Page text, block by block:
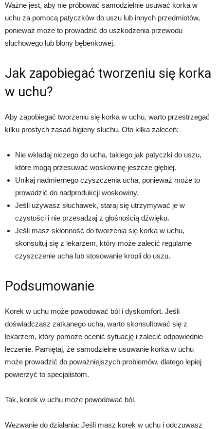
Ważne jest, aby nie próbować samodzielnie usuwać korka w
uchu za pomocą patyczków do uszu lub innych przedmiotów,
ponieważ może to prowadzić do uszkodzenia przewodu
słuchowego lub błony bębenkowej.
Jak zapobiegać tworzeniu się korka
w uchu?
Aby zapobiegać tworzeniu się korka w uchu, warto przestrzegać
kilku prostych zasad higieny słuchu. Oto kilka zaleceń:
Nie wkładaj niczego do ucha, takiego jak patyczki do uszu,
które mogą przesuwać woskowinę jeszcze głębiej.
Unikaj nadmiernego czyszczenia ucha, ponieważ może to
prowadzić do nadprodukcji woskowiny.
Jeśli używasz słuchawek, staraj się utrzymywać je w
czystości i nie przesadzaj z głośnością dźwięku.
Jeśli masz skłonność do tworzenia się korka w uchu,
skonsultuj się z lekarzem, który może zalecić regularne
czyszczenie ucha lub stosowanie kropli do uszu.
Podsumowanie
Korek w uchu może powodować ból i dyskomfort. Jeśli
doświadczasz zatkanego ucha, warto skonsultować się z
lekarzem, który pomoże ocenić sytuację i zalecić odpowiednie
leczenie. Pamiętaj, że samodzielne usuwanie korka w uchu
może prowadzić do poważniejszych problemów, dlatego lepiej
powierzyć to specjalistom.
Tak, korek w uchu może powodować ból.
Wezwanie do działania: Jeśli masz korek w uchu i odczuwasz